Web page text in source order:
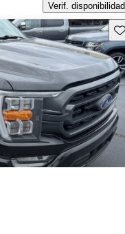
Verif. disponibilidad